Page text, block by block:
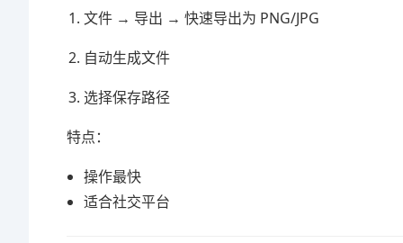
文件 → 导出 → 快速导出为 PNG/JPG
自动生成文件
选择保存路径
特点：
操作最快
适合社交平台